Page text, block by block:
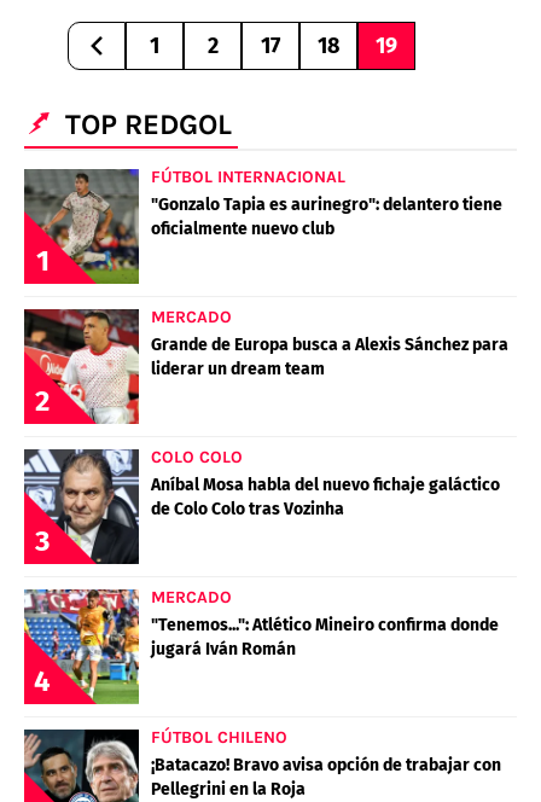
1 2 17 18 19
TOP REDGOL
1
FÚTBOL INTERNACIONAL
"Gonzalo Tapia es aurinegro": delantero tiene
oficialmente nuevo club
2
MERCADO
Grande de Europa busca a Alexis Sánchez para
liderar un dream team
3
COLO COLO
Aníbal Mosa habla del nuevo fichaje galáctico
de Colo Colo tras Vozinha
4
MERCADO
"Tenemos...": Atlético Mineiro confirma donde
jugará Iván Román
FÚTBOL CHILENO
¡Batacazo! Bravo avisa opción de trabajar con
Pellegrini en la Roja